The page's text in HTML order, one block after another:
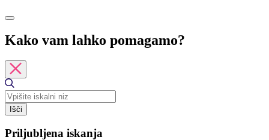
Kako vam lahko pomagamo?
Išči
Priljubljena iskanja